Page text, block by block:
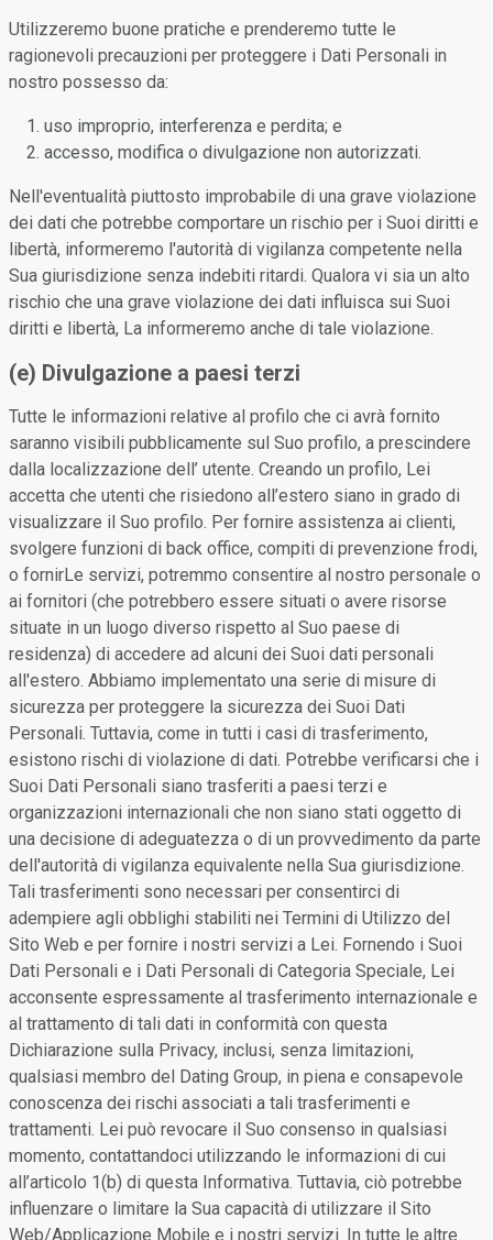
Utilizzeremo buone pratiche e prenderemo tutte le
ragionevoli precauzioni per proteggere i Dati Personali in
nostro possesso da:
uso improprio, interferenza e perdita; e
accesso, modifica o divulgazione non autorizzati.
Nell'eventualità piuttosto improbabile di una grave violazione
dei dati che potrebbe comportare un rischio per i Suoi diritti e
libertà, informeremo l'autorità di vigilanza competente nella
Sua giurisdizione senza indebiti ritardi. Qualora vi sia un alto
rischio che una grave violazione dei dati influisca sui Suoi
diritti e libertà, La informeremo anche di tale violazione.
(e) Divulgazione a paesi terzi
Tutte le informazioni relative al profilo che ci avrà fornito
saranno visibili pubblicamente sul Suo profilo, a prescindere
dalla localizzazione dell’ utente. Creando un profilo, Lei
accetta che utenti che risiedono all’estero siano in grado di
visualizzare il Suo profilo. Per fornire assistenza ai clienti,
svolgere funzioni di back office, compiti di prevenzione frodi,
o fornirLe servizi, potremmo consentire al nostro personale o
ai fornitori (che potrebbero essere situati o avere risorse
situate in un luogo diverso rispetto al Suo paese di
residenza) di accedere ad alcuni dei Suoi dati personali
all'estero. Abbiamo implementato una serie di misure di
sicurezza per proteggere la sicurezza dei Suoi Dati
Personali. Tuttavia, come in tutti i casi di trasferimento,
esistono rischi di violazione di dati. Potrebbe verificarsi che i
Suoi Dati Personali siano trasferiti a paesi terzi e
organizzazioni internazionali che non siano stati oggetto di
una decisione di adeguatezza o di un provvedimento da parte
dell'autorità di vigilanza equivalente nella Sua giurisdizione.
Tali trasferimenti sono necessari per consentirci di
adempiere agli obblighi stabiliti nei Termini di Utilizzo del
Sito Web e per fornire i nostri servizi a Lei. Fornendo i Suoi
Dati Personali e i Dati Personali di Categoria Speciale, Lei
acconsente espressamente al trasferimento internazionale e
al trattamento di tali dati in conformità con questa
Dichiarazione sulla Privacy, inclusi, senza limitazioni,
qualsiasi membro del Dating Group, in piena e consapevole
conoscenza dei rischi associati a tali trasferimenti e
trattamenti. Lei può revocare il Suo consenso in qualsiasi
momento, contattandoci utilizzando le informazioni di cui
all’articolo 1(b) di questa Informativa. Tuttavia, ciò potrebbe
influenzare o limitare la Sua capacità di utilizzare il Sito
Web/Applicazione Mobile e i nostri servizi. In tutte le altre